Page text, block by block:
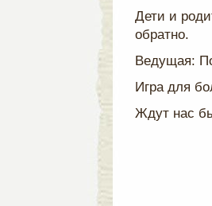
Дети и
обратно.
Ведущая:
Игра для
Ждут нас